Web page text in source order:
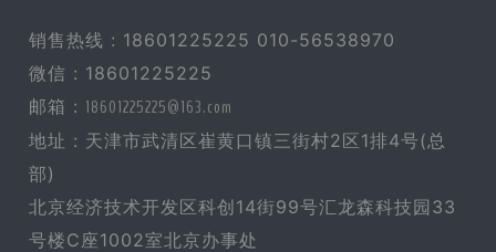
销售热线 : 18601225225 010-56538970
微信 : 18601225225
邮箱 : 18601225225@163.com
地址 : 天津市武清区崔黄口镇三街村2区1排4号(总
部)
北京经济技术开发区科创14街99号汇龙森科技园33
号楼C座1002室北京办事处